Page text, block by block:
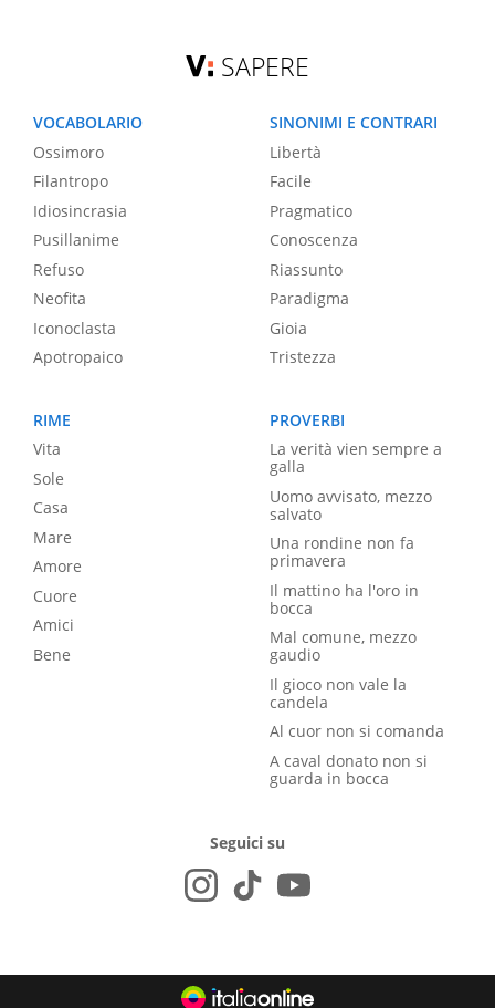
SAPERE
VOCABOLARIO
Ossimoro
Filantropo
Idiosincrasia
Pusillanime
Refuso
Neofita
Iconoclasta
Apotropaico
SINONIMI E CONTRARI
Libertà
Facile
Pragmatico
Conoscenza
Riassunto
Paradigma
Gioia
Tristezza
RIME
Vita
Sole
Casa
Mare
Amore
Cuore
Amici
Bene
PROVERBI
La verità vien sempre a
galla
Uomo avvisato, mezzo
salvato
Una rondine non fa
primavera
Il mattino ha l'oro in
bocca
Mal comune, mezzo
gaudio
Il gioco non vale la
candela
Al cuor non si comanda
A caval donato non si
guarda in bocca
Seguici su